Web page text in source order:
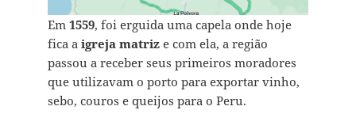
Em 1559, foi erguida uma capela onde hoje
fica aigreja matrize com ela, a região
passou a receber seus primeiros moradores
que utilizavam o porto para exportar vinho,
sebo, couros e queijos para o Peru.